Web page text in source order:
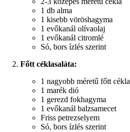
1 db alma
1 kisebb vöröshagyma
1 evőkanál olívaolaj
1 evőkanál citromlé
Só, bors ízlés szerint
Főtt céklasaláta:
1 nagyobb méretű főtt cékla
1 marék dió
1 gerezd fokhagyma
1 evőkanál balzsamecet
Friss petrezselyem
Só, bors ízlés szerint